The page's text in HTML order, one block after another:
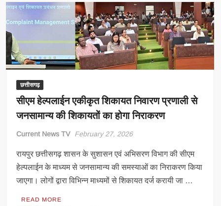
में
हंसी
और
पान
चबाना
बालाघाट
में
दो
ASI
छह
पुलिसकर्मी
सस्पेंड
छत्तीसगढ़
सीएम हेल्पलाईन एकीकृत शिकायत निवारण प्रणाली से
जनसामान्य की शिकायतों का होगा निराकरण
Current News TV February 27, 2026
रायपुर छत्तीसगढ़ शासन के सुशासन एवं अभिसरण विभाग की सीएम
हेल्पलाईन के माध्यम से जनसामान्य की समस्याओं का निराकरण किया
जाएगा। लोगों द्वारा विभिन्न माध्यमों से शिकायत दर्ज करायी जा …
READ MORE